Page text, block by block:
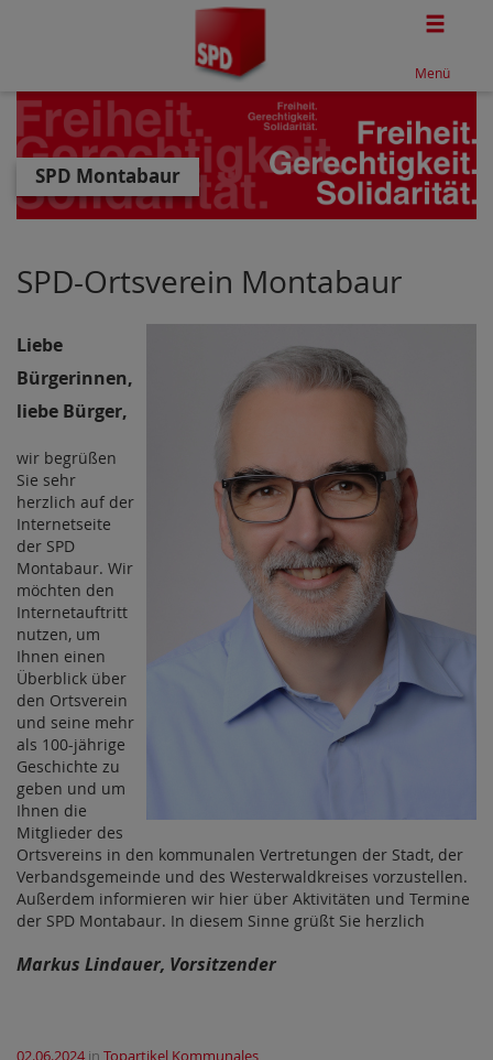
Menü
SPD Montabaur
SPD-Ortsverein Montabaur
Liebe
Bürgerinnen,
liebe Bürger,
wir begrüßen
Sie sehr
herzlich auf der
Internetseite
der SPD
Montabaur. Wir
möchten den
Internetauftritt
nutzen, um
Ihnen einen
Überblick über
den Ortsverein
und seine mehr
als 100-jährige
Geschichte zu
geben und um
Ihnen die
Mitglieder des
Ortsvereins in den kommunalen Vertretungen der Stadt, der
Verbandsgemeinde und des Westerwaldkreises vorzustellen.
Außerdem informieren wir hier über Aktivitäten und Termine
der SPD Montabaur. In diesem Sinne grüßt Sie herzlich
Markus Lindauer, Vorsitzender
02.06.2024 in Topartikel Kommunales